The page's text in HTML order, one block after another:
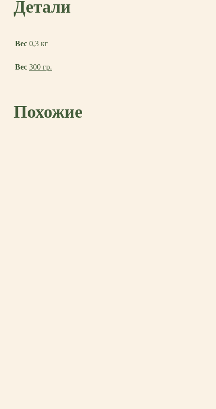
Детали
Вес 0,3 кг
Вес 300 гр.
Похожие